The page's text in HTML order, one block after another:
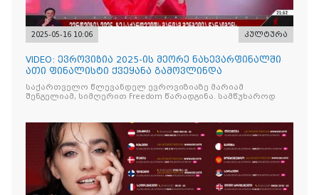
2025-05-16 10:06 კულტურა
VIDEO: ევროვიზია 2025-ის მეორე ნახევარფინალში
ათი ფინალისტი ქვეყანა გამოვლინდა
საქართველო წლევანდელ ევროვიზიაზე მარიამ
შენგელიამ, სიმღერით Freedom წარადგინა. სამწუხაროდ